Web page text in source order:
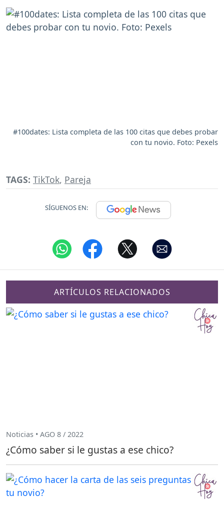
#100dates: Lista completa de las 100 citas que debes probar
con tu novio. Foto: Pexels
TAGS: TikTok, Pareja
SÍGUENOS EN:
ARTÍCULOS RELACIONADOS
Noticias • AGO 8 / 2022
¿Cómo saber si le gustas a ese chico?